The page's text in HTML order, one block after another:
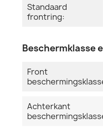
Standaard
frontring:
Beschermklasse
Front
Achterkant